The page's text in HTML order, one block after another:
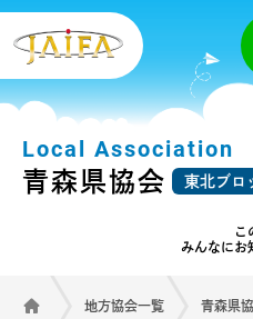
Local Association
青森県協会 東北ブロ
こ
みんなにお
地方協会一覧 青森県